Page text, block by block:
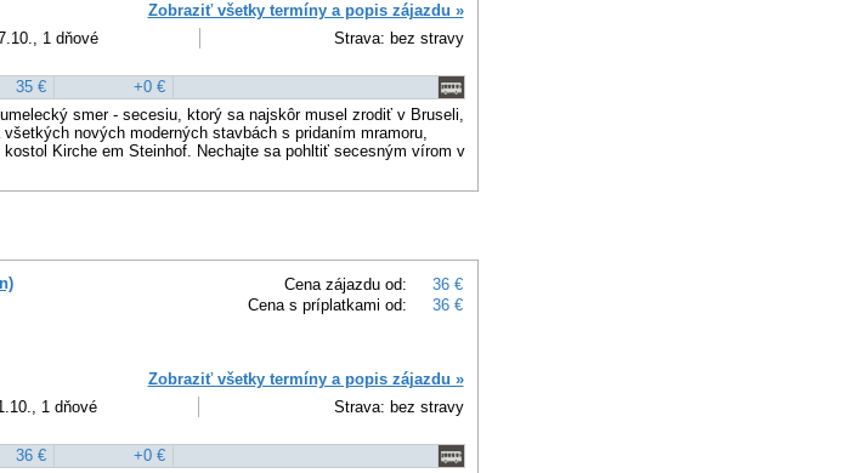
Zobraziť všetky termíny a popis zájazdu »
1 dňové Strava: bez stravy
35 €
+0 €
smer - secesiu, ktorý sa najskôr musel zrodiť v Bruseli,
nových moderných stavbách s pridaním mramoru,
Kirche em Steinhof. Nechajte sa pohltiť secesným vírom v
Cena zájazdu od:
36 €
Cena s príplatkami od:
36 €
Zobraziť všetky termíny a popis zájazdu »
1 dňové Strava: bez stravy
36 €
+0 €